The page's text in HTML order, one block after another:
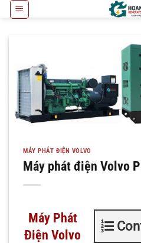
qua
MÁY PHÁT ĐIỆN VOLVO
Máy phát điện Volvo
Máy Phát
Điện Volvo